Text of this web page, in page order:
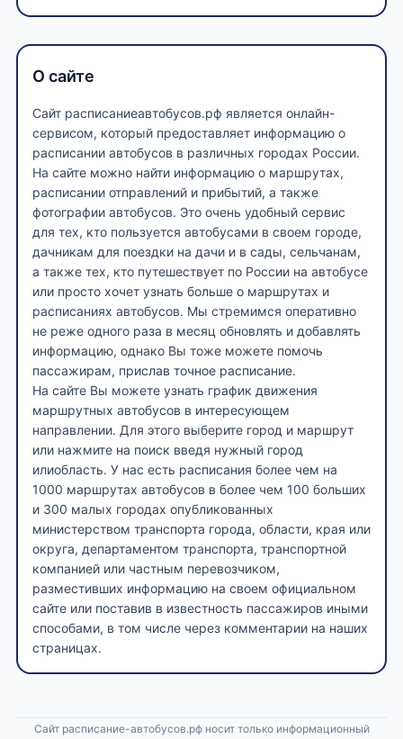
О сайте
Сайт расписаниеавтобусов.рф является онлайн-
сервисом, который предоставляет информацию о
расписании автобусов в различных городах России.
На сайте можно найти информацию о маршрутах,
расписании отправлений и прибытий, а также
фотографии автобусов. Это очень удобный сервис
для тех, кто пользуется автобусами в своем городе,
дачникам для поездки на дачи и в сады, сельчанам,
а также тех, кто путешествует по России на автобусе
или просто хочет узнать больше о маршрутах и
расписаниях автобусов. Мы стремимся оперативно
не реже одного раза в месяц обновлять и добавлять
информацию, однако Вы тоже можете помочь
пассажирам, прислав точное расписание.
На сайте Вы можете узнать график движения
маршрутных автобусов в интересующем
направлении. Для этого выберите город и маршрут
или нажмите на поиск введя нужный город
илиобласть. У нас есть расписания более чем на
1000 маршрутах автобусов в более чем 100 больших
и 300 малых городах опубликованных
министерством транспорта города, области, края или
округа, департаментом транспорта, транспортной
компанией или частным перевозчиком,
разместивших информацию на своем официальном
сайте или поставив в известность пассажиров иными
способами, в том числе через комментарии на наших
страницах.
Сайт расписание-автобусов.рф носит только информационный